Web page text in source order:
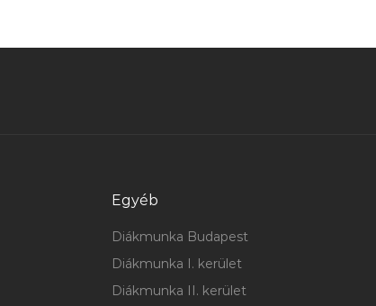
Egyéb
Diákmunka Budapest
Diákmunka I. kerület
Diákmunka II. kerület